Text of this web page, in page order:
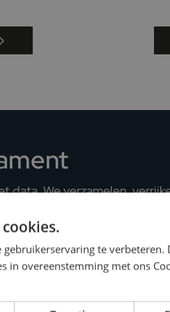
data. We verzamelen,
onze eigen technologie en
en diensten, zodat
kunnen halen. Maar
onmisbaar. Daarom
te verbeteren.
in overeenstemming met ons